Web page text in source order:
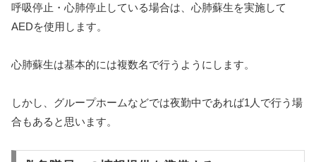
呼吸停止・心肺停止している場合は、心肺蘇生を実施して
AEDを使用します。
心肺蘇生は基本的には複数名で行うようにします。
しかし、グループホームなどでは夜勤中であれば1人で行う場
合もあると思います。